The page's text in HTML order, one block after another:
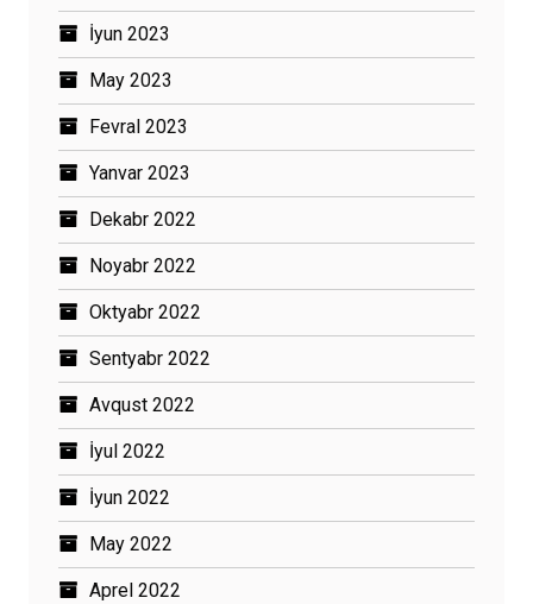
İyun 2023
May 2023
Fevral 2023
Yanvar 2023
Dekabr 2022
Noyabr 2022
Oktyabr 2022
Sentyabr 2022
Avqust 2022
İyul 2022
İyun 2022
May 2022
Aprel 2022